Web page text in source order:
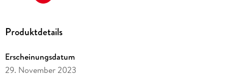
Produktdetails
Erscheinungsdatum
29. November 2023